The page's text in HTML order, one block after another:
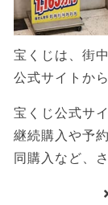
宝くじは、街
公式サイトか
宝くじ公式サ
継続購入や予
同購入など、